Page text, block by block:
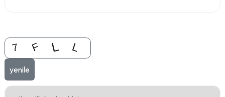
yenile